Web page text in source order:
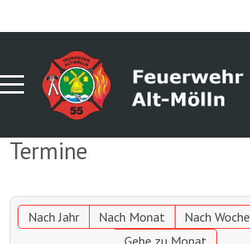
Termine
Nach Jahr Nach Monat Nach Woche
Gehe zu Monat